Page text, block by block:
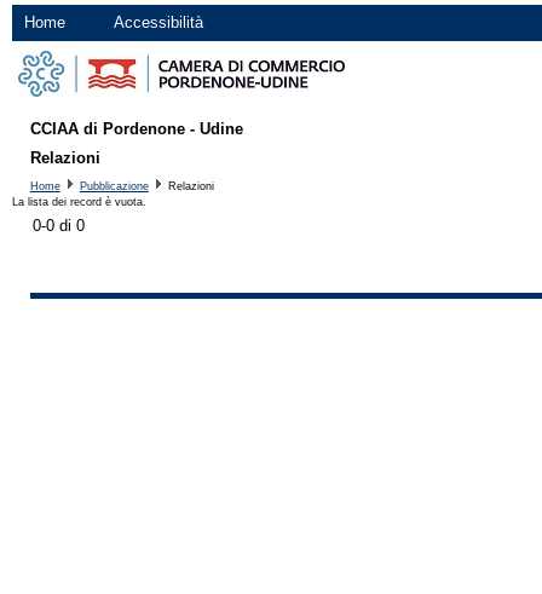
Home Accessibilità
CCIAA di Pordenone - Udine
Relazioni
Home Pubblicazione
Relazioni
La lista dei record è vuota.
0-0 di 0